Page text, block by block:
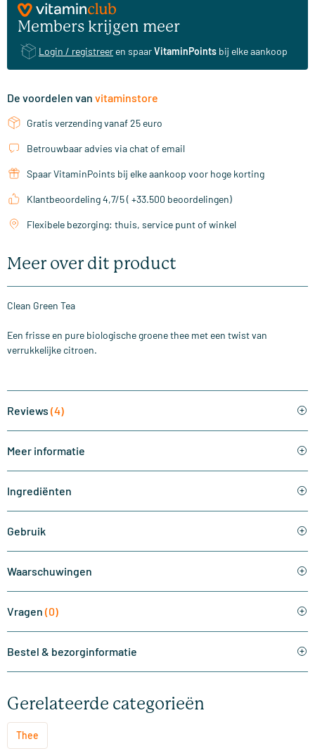
Members krijgen meer
Login / registreer en spaarVitaminPoints bij elke aankoop
De voordelen van vitaminstore
Gratis verzending vanaf 25 euro
Betrouwbaar advies via chat of email
Spaar VitaminPoints bij elke aankoop voor hoge korting
Klantbeoordeling 4,7/5 ( +33.500 beoordelingen)
Flexibele bezorging: thuis, service punt of winkel
Meer over dit product
Clean Green Tea
Een frisse en pure biologische groene thee met een twist van
verrukkelijke citroen.
Reviews (4)
Meer informatie
Ingrediënten
Gebruik
Waarschuwingen
Vragen (0)
Bestel & bezorginformatie
Gerelateerde categorieën
Thee